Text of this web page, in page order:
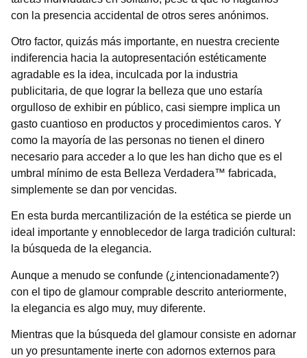
con la presencia accidental de otros seres anónimos.
Otro factor, quizás más importante, en nuestra creciente
indiferencia hacia la autopresentación estéticamente
agradable es la idea, inculcada por la industria
publicitaria, de que lograr la belleza que uno estaría
orgulloso de exhibir en público, casi siempre implica un
gasto cuantioso en productos y procedimientos caros. Y
como la mayoría de las personas no tienen el dinero
necesario para acceder a lo que les han dicho que es el
umbral mínimo de esta Belleza Verdadera™ fabricada,
simplemente se dan por vencidas.
En esta burda mercantilización de la estética se pierde un
ideal importante y ennoblecedor de larga tradición cultural:
la búsqueda de la elegancia.
Aunque a menudo se confunde (¿intencionadamente?)
con el tipo de glamour comprable descrito anteriormente,
la elegancia es algo muy, muy diferente.
Mientras que la búsqueda del glamour consiste en adornar
un yo presuntamente inerte con adornos externos para